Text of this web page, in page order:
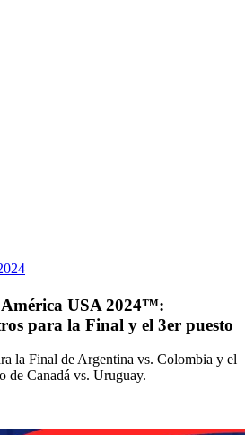
USA 2024™:
para la Final y el 3er puesto
la Final de Argentina vs. Colombia y el
de Canadá vs. Uruguay.